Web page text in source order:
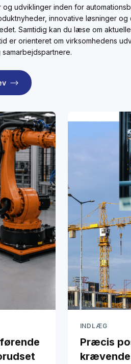
udviklinger inden for
innovative løsninger og
Samtidig kan du læse om aktuelle
er orienteret om virksomhedens
INDLÆG
Præcis